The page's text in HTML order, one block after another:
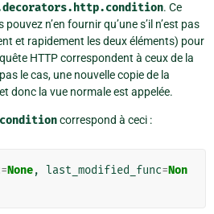
. Ce
n’en fournir qu’une s’il n’est pas
et rapidement les deux éléments) pour
HTTP correspondent à ceux de la
le cas, une nouvelle copie de la
donc la vue normale est appelée.
conditioncorrespond à ceci :
=None, last_modified_func=Non